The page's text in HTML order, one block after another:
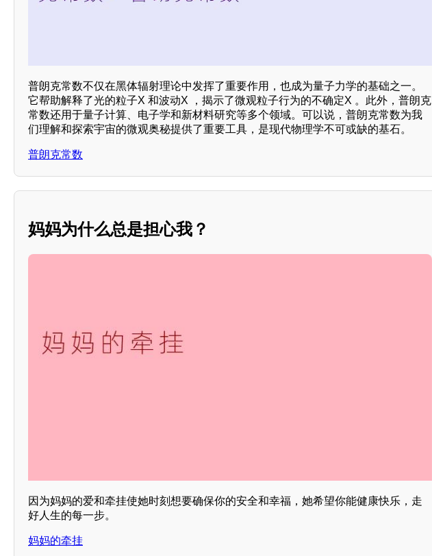
普朗克常数不仅在黑体辐射理论中发挥了重要作用，也成为量子力学的基础之一。
它帮助解释了光的粒子X 和波动X ，揭示了微观粒子行为的不确定X 。此外，普朗克
常数还用于量子计算、电子学和新材料研究等多个领域。可以说，普朗克常数为我
们理解和探索宇宙的微观奥秘提供了重要工具，是现代物理学不可或缺的基石。
普朗克常数
妈妈为什么总是担心我？
因为妈妈的爱和牵挂使她时刻想要确保你的安全和幸福，她希望你能健康快乐，走
好人生的每一步。
妈妈的牵挂